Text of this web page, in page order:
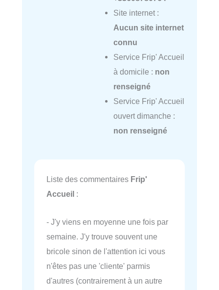
Site internet :
Aucun site internet
connu
Service Frip' Accueil
à domicile : non
renseigné
Service Frip' Accueil
ouvert dimanche :
non renseigné
Liste des commentaires Frip'
Accueil :
- J'y viens en moyenne une fois par
semaine. J'y trouve souvent une
bricole sinon de l'attention ici vous
n'êtes pas une 'cliente' parmis
d'autres (contrairement à un autre